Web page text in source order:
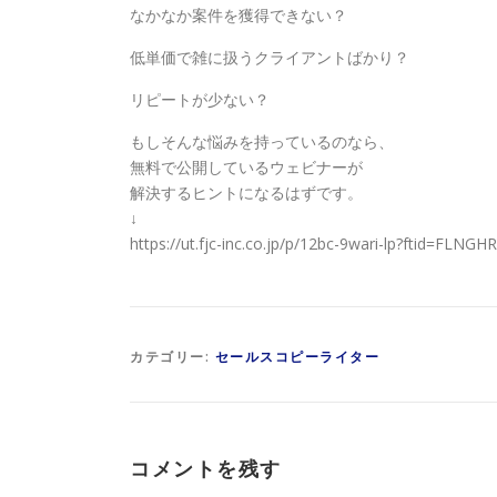
なかなか案件を獲得できない？
低単価で雑に扱うクライアントばかり？
リピートが少ない？
もしそんな悩みを持っているのなら、
無料で公開しているウェビナーが
解決するヒントになるはずです。
↓
https://ut.fjc-inc.co.jp/p/12bc-9wari-
カテゴリー: セールスコピーライター
コメントを残す